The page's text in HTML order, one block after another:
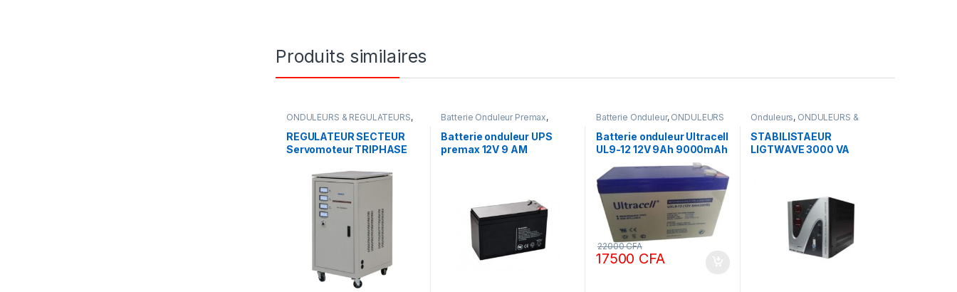
Produits similaires
ONDULEURS & REGULATEURS,
REGULATEUR SECTEUR
Servomoteur TRIPHASE
Batterie Onduleur Premax,
Batterie onduleur UPS
premax 12V 9 AM
Batterie Onduleur, ONDULEURS
Batterie onduleur Ultracell
UL9-12 12V 9Ah 9000mAh
17500 CFA
22000CFA
Onduleurs, ONDULEURS &
STABILISTAEUR
LIGTWAVE 3000 VA